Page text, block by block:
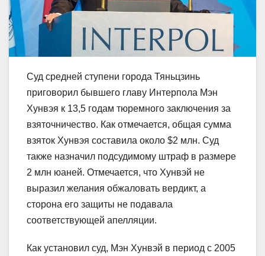
Суд средней ступени города Тяньцзинь
приговорил бывшего главу Интерпола Мэн
Хунвэя к 13,5 годам тюремного заключения за
взяточничество. Как отмечается, общая сумма
взяток Хунвэя составила около $2 млн. Суд
также назначил подсудимому штраф в размере
2 млн юаней. Отмечается, что Хунвэй не
выразил желания обжаловать вердикт, а
сторона его защиты не подавала
соответствующей апелляции.
Как установил суд, Мэн Хунвэй в период с 2005